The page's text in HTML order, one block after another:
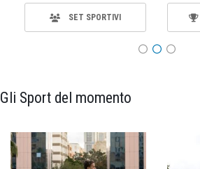
SET SPORTIVI
Gli Sport del momento